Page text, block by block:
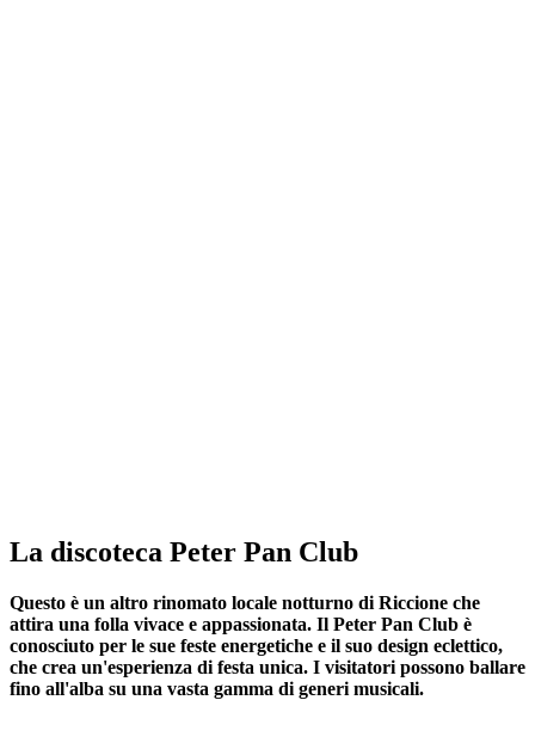
La discoteca Peter Pan Club
Questo è un altro rinomato locale notturno di Riccione che
attira una folla vivace e appassionata. Il Peter Pan Club è
conosciuto per le sue feste energetiche e il suo design eclettico,
che crea un'esperienza di festa unica. I visitatori possono ballare
fino all'alba su una vasta gamma di generi musicali.